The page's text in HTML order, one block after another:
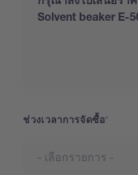
ช่วงเวลาการจัดซื้อ